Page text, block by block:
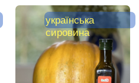
українська
сировина